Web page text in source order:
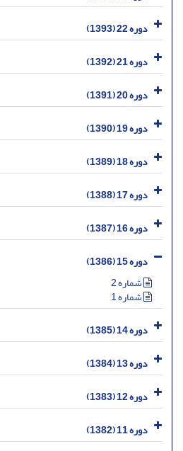
دوره 22 (1393)
دوره 21 (1392)
دوره 20 (1391)
دوره 19 (1390)
دوره 18 (1389)
دوره 17 (1388)
دوره 16 (1387)
دوره 15 (1386)
شماره 2
شماره 1
دوره 14 (1385)
دوره 13 (1384)
دوره 12 (1383)
دوره 11 (1382)